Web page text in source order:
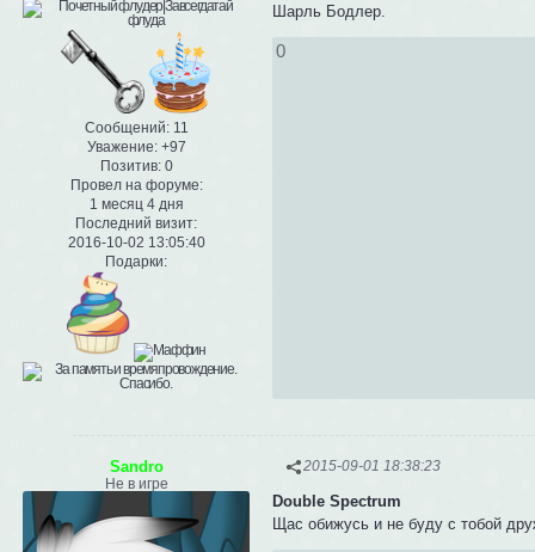
Сообщений:11
Уважение: +97
Позитив: 0
Провел на форуме:
1 месяц 4 дня
Последний визит:
2016-10-02 13:05:40
Подарки:
Шарль Бодлер.
0
2015-09-01 18:38:23
Sandro
Не в игре
Double Spectrum
Щас обижусь и не буду с тобой